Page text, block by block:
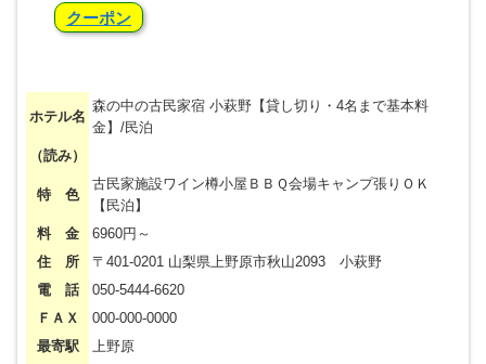
クーポン
ホテル名
森の中の古民家宿 小萩野【貸し切り・4名まで基本料
金】/民泊
（読み）
特 色
古民家施設ワイン樽小屋ＢＢＱ会場キャンプ張りＯＫ
【民泊】
料 金
6960円～
住 所
〒401-0201 山梨県上野原市秋山2093 小萩野
電 話
050-5444-6620
ＦＡＸ
000-000-0000
最寄駅
上野原